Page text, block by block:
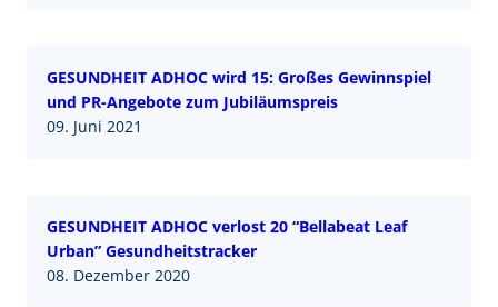
GESUNDHEIT ADHOC wird 15: Großes Gewinnspiel
und PR-Angebote zum Jubiläumspreis
09. Juni 2021
GESUNDHEIT ADHOC verlost 20 “Bellabeat Leaf
Urban” Gesundheitstracker
08. Dezember 2020